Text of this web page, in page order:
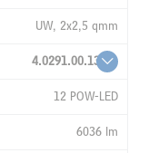
UW, 2x2,5 qmm
4.0291.00.13
12 POW-LED
6036 lm